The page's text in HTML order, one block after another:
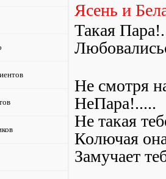
Ясень и
Такая
Не смотря
НеПара!.....
Не такая
Колючая
Замучает